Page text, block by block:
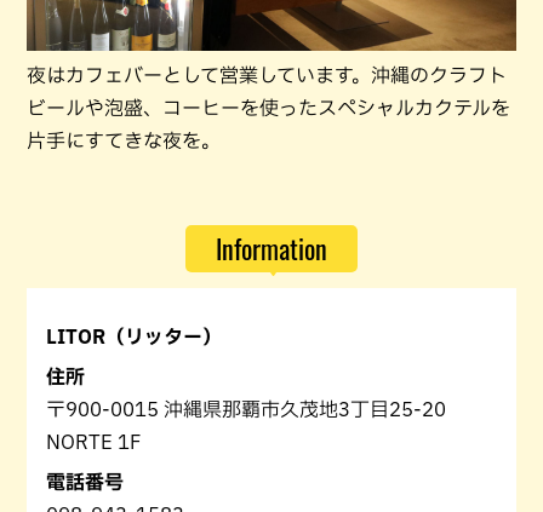
夜はカフェバーとして営業しています。沖縄のクラフト
ビールや泡盛、コーヒーを使ったスペシャルカクテルを
片手にすてきな夜を。
Information
LITOR（リッター）
住所
〒900-0015 沖縄県那覇市久茂地3丁目25-20
NORTE 1F
電話番号